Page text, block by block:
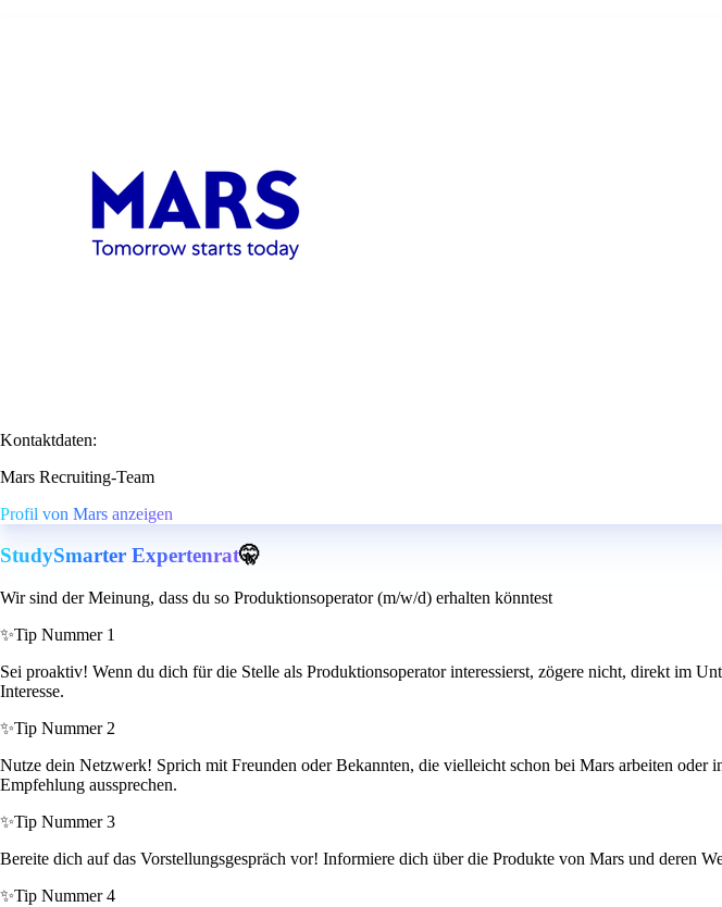
Kontaktdaten:
Mars Recruiting-Team
Profil von Mars anzeigen
StudySmarter Expertenrat🤫
Wir sind der Meinung, dass du so Produktionsoperator (m/w/d) erhalten könntest
✨Tip Nummer 1
Sei proaktiv! Wenn du dich für die Stelle als Produktionsoperator interessierst, zögere nicht, direkt im
Interesse.
✨Tip Nummer 2
Nutze dein Netzwerk! Sprich mit Freunden oder Bekannten, die vielleicht schon bei Mars arbeiten
Empfehlung aussprechen.
✨Tip Nummer 3
Bereite dich auf das Vorstellungsgespräch vor! Informiere dich über die Produkte von Mars und deren
✨Tip Nummer 4